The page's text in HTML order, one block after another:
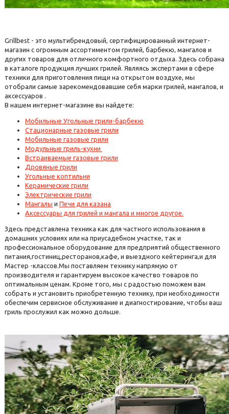
Grillbest - это мультибрендовый, сертифицированный интернет-
магазин с огромным ассортиментом грилей, барбекю, мангалов и
других товаров для отличного комфортного отдыха. Здесь собрана
в каталоге продукция лучших грилей. Являясь экспертами в сфере
техники для приготовления пищи на открытом воздухе, мы
отобрали самые зарекомендовавшие себя марки грилей, мангалов, и
аксессуаров .
В нашем интернет-магазине вы найдете:
Мобильные Угольные грили-барбекю
Стационарные газовые грили
Мобильные газовые грили
Модульные гриль-кухни
Встраиваемые газовые грили
Дровяные грили
Угольные коптильни
Керамические грили
Электрические грили
Мангалы и Печи для казана
Аксессуары для грилей и мангала и многое другое.
Здесь представлена техника как для частного использования в
домашних условиях или на приусадебном участке, так и
профессиональное оборудование для предприятий общественного
питания,гостиниц,ресторанов,кафе, и выездного кейтеринга,и для
Мастер -классов.Мы поставляем технику напрямую от
производителя и гарантируем высокое качество товаров по
оптимальным ценам. Кроме того, мы с радостью поможем вам
собрать и установить приобретенную технику, при необходимости
обеспечим сервисное обслуживание и диагностирование, чтобы ваш
гриль прослужил как можно дольше.